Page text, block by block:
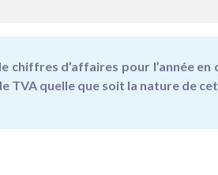
chiffres d’affaires pour l’année
TVA quelle que soit la nature de